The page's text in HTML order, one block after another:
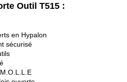
Outil T515 :
en Hypalon
sécurisé